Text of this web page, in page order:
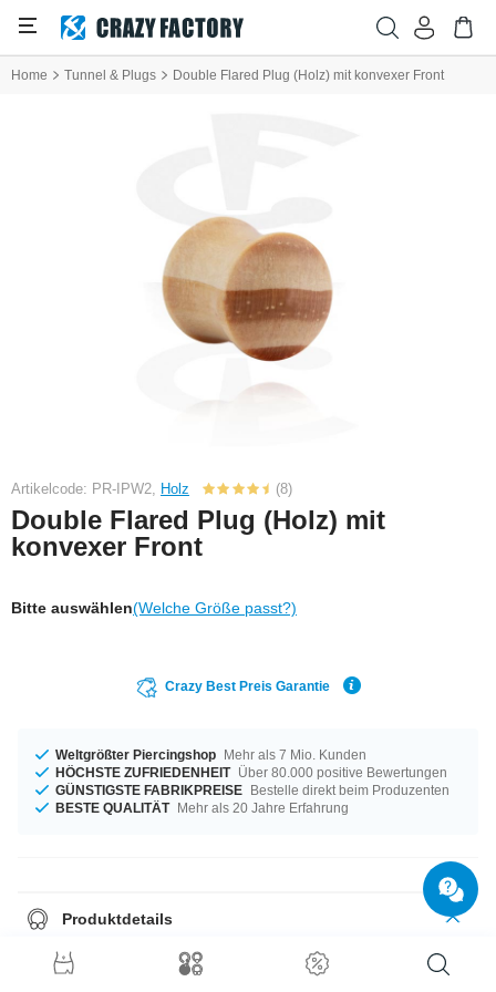
Home Tunnel & Plugs Double Flared Plug (Holz) mit konvexer Front
Artikelcode: PR-IPW2, Holz (8)
Double Flared Plug (Holz) mit
konvexer Front
Bitte auswählen(Welche Größe passt?)
Crazy Best Preis Garantie
Weltgrößter Piercingshop Mehr als 7 Mio. Kunden
HÖCHSTE ZUFRIEDENHEIT Über 80.000 positive Bewertungen
GÜNSTIGSTE FABRIKPREISE Bestelle direkt beim Produzenten
BESTE QUALITÄT Mehr als 20 Jahre Erfahrung
Produktdetails
Als stolze/r Besitzer/in einer
vielfältigen Piercing-Sammlung
kommst du definitiv nicht um diesen
Double Flared Plug wie